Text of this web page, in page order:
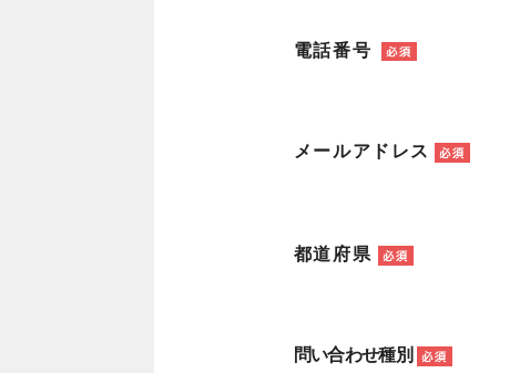
電話番号
メールアドレス
都道府県
問い合わせ種別